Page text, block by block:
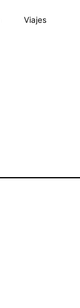
Viajes